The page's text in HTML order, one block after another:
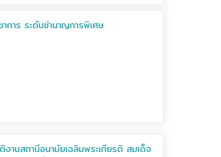
การ ระดับชำนาญการพิเศษ
านสถานีอนามัยเฉลิมพระเกียรติ สมเด็จ